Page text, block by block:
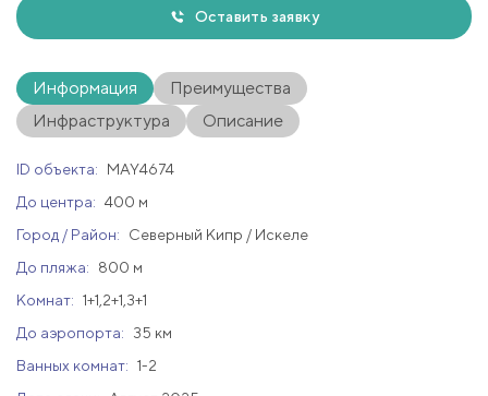
Оставить заявку
Информация
Преимущества
Инфраструктура
Описание
ID объекта:
MAY4674
До центра: 400 м
Город / Район:
Северный Кипр / Искеле
До пляжа:
800 м
Комнат: 1+1,2+1,3+1
До аэропорта:
35 км
Ванных комнат: 1-2